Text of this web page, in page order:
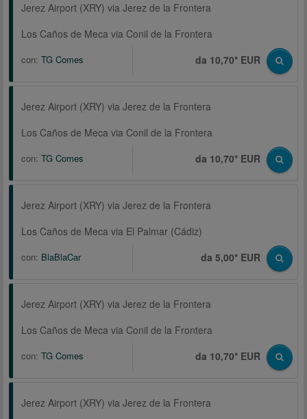
Jerez Airport (XRY) via Jerez de la Frontera
Los Caños de Meca via Conil de la Frontera
con: TG Comes da 10,70* EUR
Jerez Airport (XRY) via Jerez de la Frontera
Los Caños de Meca via Conil de la Frontera
con: TG Comes da 10,70* EUR
Jerez Airport (XRY) via Jerez de la Frontera
Los Caños de Meca via El Palmar (Cádiz)
con: BlaBlaCar da 5,00* EUR
Jerez Airport (XRY) via Jerez de la Frontera
Los Caños de Meca via Conil de la Frontera
con: TG Comes da 10,70* EUR
Jerez Airport (XRY) via Jerez de la Frontera